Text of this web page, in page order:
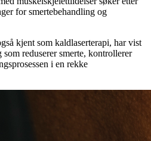
for smertebehandling og
kjent som kaldlaserterapi, har vist
reduserer smerte, kontrollerer
i en rekke